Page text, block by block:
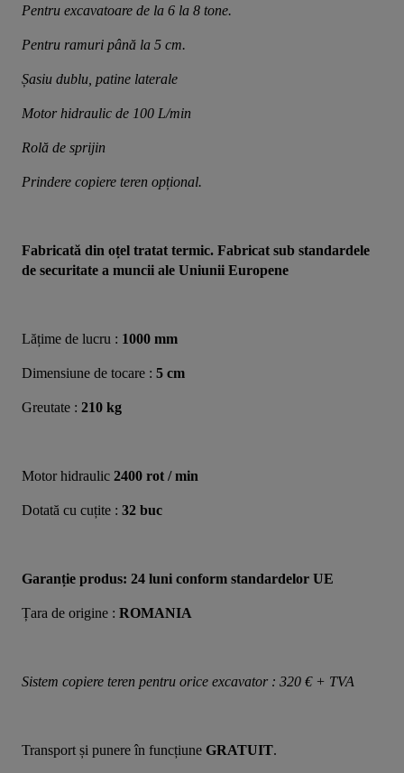
Pentru excavatoare de la 6 la 8 tone.
Pentru ramuri până la 5 cm.
Șasiu dublu, patine laterale
Motor hidraulic de 100 L/min
Rolă de sprijin
Prindere copiere teren opțional.
Fabricată din oțel tratat termic. Fabricat sub standardele
de securitate a muncii ale Uniunii Europene
Lățime de lucru : 1000 mm
Dimensiune de tocare : 5 cm
Greutate : 210 kg
Motor hidraulic 2400 rot / min
Dotată cu cuțite : 32 buc
Garanție produs: 24 luni conform standardelor UE
Țara de origine : ROMANIA
Sistem copiere teren pentru orice excavator : 320 € + TVA
Transport și punere în funcțiune GRATUIT.